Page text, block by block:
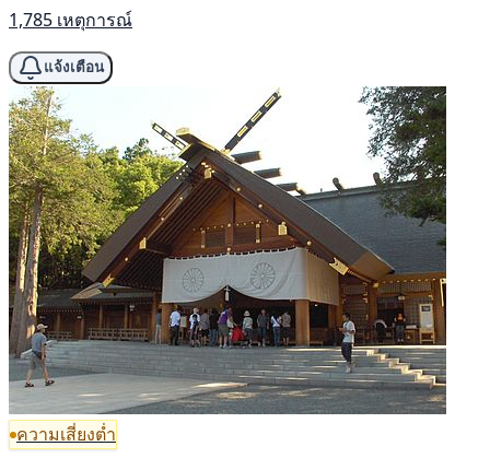
1,785 เหตุการณ์
แจ้งเตือน
ความเสี่ยงต่ำ